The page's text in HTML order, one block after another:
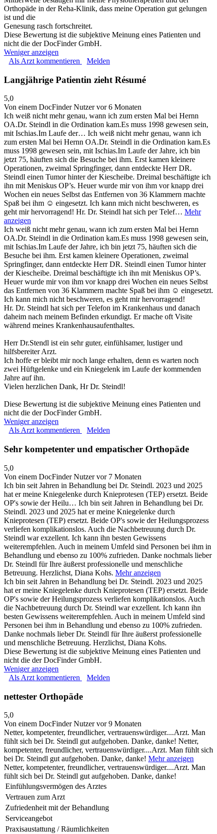
Orthopäde in der Reha-Klinik, dass meine Operation gut gelungen
ist und die
Genesung rasch fortschreitet.
Diese Bewertung ist die subjektive Meinung eines Patienten und
nicht die der DocFinder GmbH.
Weniger anzeigen
Als Arzt kommentieren
Melden
Langjährige Patientin zieht Résumé
5,0
Von einem DocFinder Nutzervor 6 Monaten
Ich weiß nicht mehr genau, wann ich zum ersten Mal bei Hernn
OA.Dr. Steindl in die Ordination kam.Es muss 1998 gewesen sein,
mit Ischias.Im Laufe der… Ich weiß nicht mehr genau, wann ich
zum ersten Mal bei Hernn OA.Dr. Steindl in die Ordination kam.Es
muss 1998 gewesen sein, mit Ischias.Im Laufe der Jahre, ich bin
jetzt 75, häuften sich die Besuche bei ihm. Erst kamen kleinere
Operationen, zweimal Springfinger, dann entdeckte Herr DR.
Steindl einen Tumor hinter der Kiescheibe. Dreimal beschäftigte ich
ihn mit Meniskus OP’s. Heuer wurde mir von ihm vor knapp drei
Wochen ein neues Selbst das Entfernen von 36 Klammern machte
Spaß bei ihm ☺︎ eingesetzt. Ich kann mich nicht beschweren, es
geht mir hervorragend! Hr. Dr. Steindl hat sich per Telef… Mehr
anzeigen
Ich weiß nicht mehr genau, wann ich zum ersten Mal bei Hernn
OA.Dr. Steindl in die Ordination kam.Es muss 1998 gewesen sein,
mit Ischias.Im Laufe der Jahre, ich bin jetzt 75, häuften sich die
Besuche bei ihm. Erst kamen kleinere Operationen, zweimal
Springfinger, dann entdeckte Herr DR. Steindl einen Tumor hinter
der Kiescheibe. Dreimal beschäftigte ich ihn mit Meniskus OP’s.
Heuer wurde mir von ihm vor knapp drei Wochen ein neues Selbst
das Entfernen von 36 Klammern machte Spaß bei ihm ☺︎ eingesetzt.
Ich kann mich nicht beschweren, es geht mir hervorragend!
Hr. Dr. Steindl hat sich per Telefon im Krankenhaus und danach
daheim nach meinem Befinden erkundigt. Er mache oft Visite
während meines Krankenhausaufenthaltes.
Herr Dr.Stendl ist ein sehr guter, einfühlsamer, lustiger und
hilfsbereiter Arzt.
Ich hoffe er bleibt mir noch lange erhalten, denn es warten noch
zwei Hüftgelenke und ein Kniegelenk im Laufe der kommenden
Jahre auf ihn.
Vielen herzlichen Dank, Hr Dr. Steindl!
Diese Bewertung ist die subjektive Meinung eines Patienten und
nicht die der DocFinder GmbH.
Weniger anzeigen
Als Arzt kommentieren
Melden
Sehr kompetenter und empatischer Orthopäde
5,0
Von einem DocFinder Nutzervor 7 Monaten
Ich bin seit Jahren in Behandlung bei Dr. Steindl. 2023 und 2025
hat er meine Kniegelenke durch Knieprotesen (TEP) ersetzt. Beide
OP's sowie der Heilu… Ich bin seit Jahren in Behandlung bei Dr.
Steindl. 2023 und 2025 hat er meine Kniegelenke durch
Knieprotesen (TEP) ersetzt. Beide OP's sowie der Heilungsprozess
verliefen komplikationslos. Auch die Nachbetreuung durch Dr.
Steindl war exzellent. Ich kann ihn besten Gewissens
weiterempfehlen. Auch in meinem Umfeld sind Personen bei ihm in
Behandlung und ebenso zu 100% zufrieden. Danke nochmals lieber
Dr. Steindl für Ihre äußerst professionelle und menschliche
Betreuung. Herzlichst, Diana Kohs. Mehr anzeigen
Ich bin seit Jahren in Behandlung bei Dr. Steindl. 2023 und 2025
hat er meine Kniegelenke durch Knieprotesen (TEP) ersetzt. Beide
OP's sowie der Heilungsprozess verliefen komplikationslos. Auch
die Nachbetreuung durch Dr. Steindl war exzellent. Ich kann ihn
besten Gewissens weiterempfehlen. Auch in meinem Umfeld sind
Personen bei ihm in Behandlung und ebenso zu 100% zufrieden.
Danke nochmals lieber Dr. Steindl für Ihre äußerst professionelle
und menschliche Betreuung. Herzlichst, Diana Kohs.
Diese Bewertung ist die subjektive Meinung eines Patienten und
nicht die der DocFinder GmbH.
Weniger anzeigen
Als Arzt kommentieren
Melden
nettester Orthopäde
5,0
Von einem DocFinder Nutzervor 9 Monaten
Netter, kompetenter, freundlicher, vertrauenswürdiger....Arzt. Man
fühlt sich bei Dr. Steindl gut aufgehoben. Danke, danke! Netter,
kompetenter, freundlicher, vertrauenswürdiger....Arzt. Man fühlt sich
bei Dr. Steindl gut aufgehoben. Danke, danke! Mehr anzeigen
Netter, kompetenter, freundlicher, vertrauenswürdiger....Arzt. Man
fühlt sich bei Dr. Steindl gut aufgehoben. Danke, danke!
Einfühlungsvermögen des Arztes
Vertrauen zum Arzt
Zufriedenheit mit der Behandlung
Serviceangebot
Praxisaustattung / Räumlichkeiten